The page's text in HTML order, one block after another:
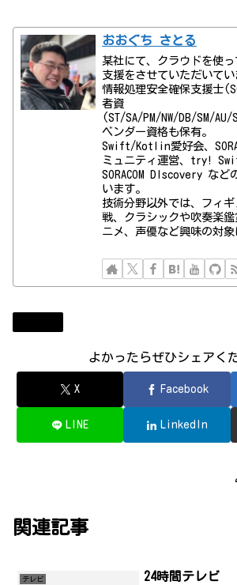
おおぐち さとる
某社にて、クラウドを使
支援をさせていただいてい
情報処理安全確保支援士
者資
(ST/SA/PM/NW/DB/SM/
ベンダー資格も保有。
Swift/Kotlin愛好会、
ミュニティ運営、try!
SORACOM DIscovery など
います。
技術分野以外では、フィ
戦、クラシックや吹奏楽
ニメ、声優など興味の対象
よかったらぜひシェアく
X Facebook
LINE LinkedIn
関連記事
テレビ 24時間テレビ